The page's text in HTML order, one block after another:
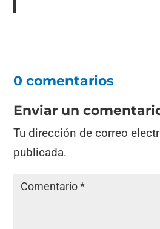
0 comentarios
Enviar un
Tu dirección de correo
publicada.